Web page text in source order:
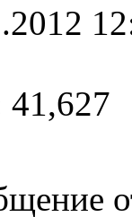
41,627